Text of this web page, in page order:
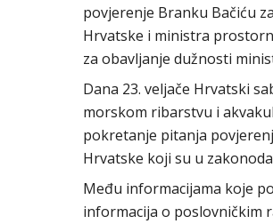
povjerenje Branku Bačiću
Hrvatske i ministra
za obavljanje dužnosti
Dana 23. veljače Hrvatski
morskom ribarstvu i
pokretanje pitanja
Hrvatske koji su u
Među informacijama koje
informacija o poslovničkim